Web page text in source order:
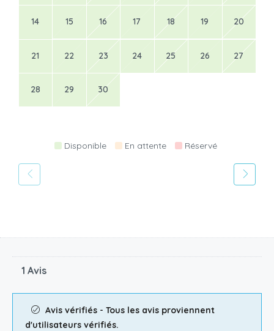
14 15 16 17 18 19 20
21 22 23 24 25 26 27
28 29 30
Disponible En attente Réservé
1 Avis
Avis vérifiés - Tous les avis proviennent
d'utilisateurs vérifiés.